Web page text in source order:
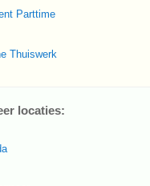
Parttime
Thuiswerk
locaties: